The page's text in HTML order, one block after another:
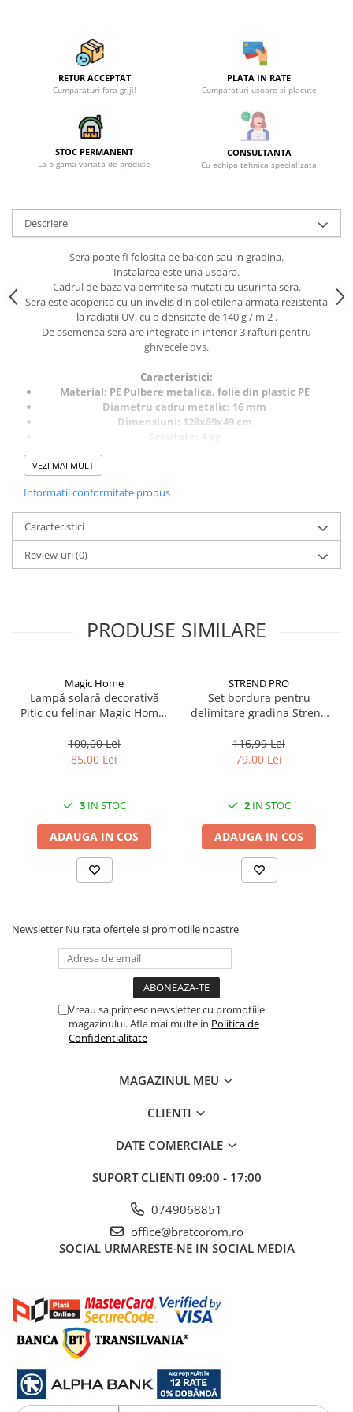
RETUR ACCEPTAT
Cumparaturi fara griji!
PLATA IN RATE
Cumparaturi usoare si placute
STOC PERMANENT
La o gama variata de produse
CONSULTANTA
Cu echipa tehnica specializata
Descriere
Sera poate fi folosita pe balcon sau in gradina.
Instalarea este una usoara.
Cadrul de baza va permite sa mutati cu usurinta sera.
Sera este acoperita cu un invelis din polietilena armata rezistenta
la radiatii UV, cu o densitate de 140 g / m 2 .
De asemenea sera are integrate in interior 3 rafturi pentru
ghivecele dvs.
Caracteristici:
Material: PE Pulbere metalica, folie din plastic PE
Diametru cadru metalic: 16 mm
Dimensiuni: 128x69x49 cm
VEZI MAI MULT
Informatii conformitate produs
Caracteristici
Review-uri(0)
PRODUSE SIMILARE
Magic Home
Lampă solară decorativă
Pitic cu felinar Magic Home,
pentru grădină și curte
100,00 Lei
85,00 Lei
3IN STOC
ADAUGA IN COS
STREND PRO
Set bordura pentru
delimitare gradina Strend
lungime totala 4.8 m
116,99 Lei
79,00 Lei
2IN STOC
ADAUGA IN COS
Newsletter Nu rata ofertele si promotiile noastre
Vreau sa primesc newsletter cu promotiile
magazinului. Afla mai multe in Politica de
Confidentialitate
MAGAZINUL MEU
CLIENTI
DATE COMERCIALE
SUPORT CLIENTI 09:00 - 17:00
0749068851
office@bratcorom.ro
SOCIAL URMARESTE-NE IN SOCIAL MEDIA